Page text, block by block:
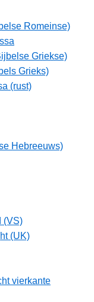
Romeinse)
Griekse)
Grieks)
(rust)
Hebreeuws)
(VS)
(UK)
vierkante